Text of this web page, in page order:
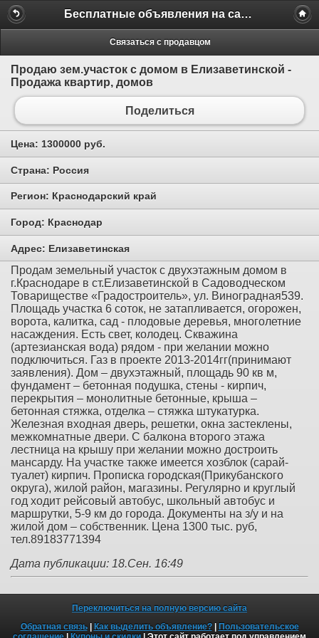
Бесплатные объявления на сайте MILAMO.ru
Связаться с продавцом
Продаю зем.участок с домом в Елизаветинской -
Продажа квартир, домов
Поделиться
Цена: 1300000 руб.
Страна: Россия
Регион: Краснодарский край
Город: Краснодар
Адрес: Елизаветинская
Продам земельный участок с двухэтажным домом в
г.Краснодаре в ст.Елизаветинской в Садоводческом
Товариществе «Градостроитель», ул. Виноградная539.
Площадь участка 6 соток, не затапливается, огорожен,
ворота, калитка, сад - плодовые деревья, многолетние
насаждения. Есть свет, колодец. Скважина
(артезианская вода) рядом - при желании можно
подключиться. Газ в проекте 2013-2014гг(принимают
заявления). Дом – двухэтажный, площадь 90 кв м,
фундамент – бетонная подушка, стены - кирпич,
перекрытия – монолитные бетонные, крыша –
бетонная стяжка, отделка – стяжка штукатурка.
Железная входная дверь, решетки, окна застеклены,
межкомнатные двери. С балкона второго этажа
лестница на крышу при желании можно достроить
мансарду. На участке также имеется хозблок (сарай-
туалет) кирпич. Прописка городская(Прикубанского
округа), жилой район, магазины. Регулярно и круглый
год ходит рейсовый автобус, школьный автобус и
маршрутки, 5-9 км до города. Документы на з/у и на
жилой дом – собственник. Цена 1300 тыс. руб,
тел.89183771394
Дата публикации: 18.Сен. 16:49
Переключиться на полную версию сайта
Обратная связь| Как выделить объявление?|
Пользовательское